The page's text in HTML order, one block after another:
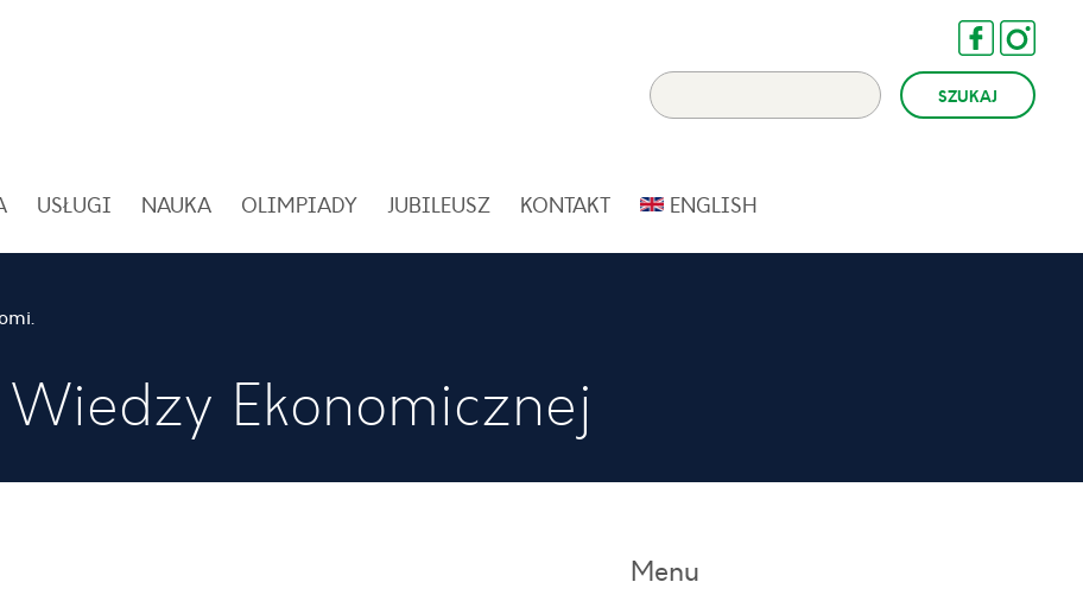
USŁUGI NAUKA OLIMPIADY JUBILEUSZ KONTAKT ENGLISH
XXXVI Olimpiada Wiedzy Ekonomicznej
Ekonomicznej
Menu